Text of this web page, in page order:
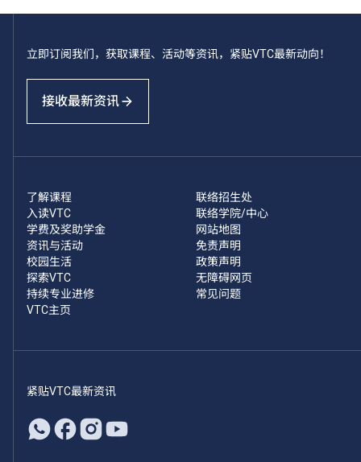
立即订阅我们，获取课程、活动等资讯，紧贴VTC最新动向！
接收最新资讯
了解课程
入读VTC
学费及奖助学金
资讯与活动
校园生活
探索VTC
持续专业进修
VTC主页
联络招生处
联络学院/中心
网站地图
免责声明
政策声明
无障碍网页
常见问题
紧贴VTC最新资讯